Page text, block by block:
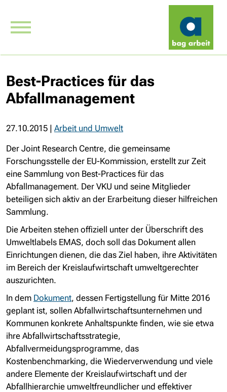
Best-Practices für das
Abfallmanagement
27.10.2015 | Arbeit und Umwelt
Der Joint Research Centre, die gemeinsame
Forschungsstelle der EU-Kommission, erstellt zur Zeit
eine Sammlung von Best-Practices für das
Abfallmanagement. Der VKU und seine Mitglieder
beteiligen sich aktiv an der Erarbeitung dieser hilfreichen
Sammlung.
Die Arbeiten stehen offiziell unter der Überschrift des
Umweltlabels EMAS, doch soll das Dokument allen
Einrichtungen dienen, die das Ziel haben, ihre Aktivitäten
im Bereich der Kreislaufwirtschaft umweltgerechter
auszurichten.
In dem Dokument, dessen Fertigstellung für Mitte 2016
geplant ist, sollen Abfallwirtschaftsunternehmen und
Kommunen konkrete Anhaltspunkte finden, wie sie etwa
ihre Abfallwirtschaftsstrategie,
Abfallvermeidungsprogramme, das
Kostenbenchmarking, die Wiederverwendung und viele
andere Elemente der Kreislaufwirtschaft und der
Abfallhierarchie umweltfreundlicher und effektiver